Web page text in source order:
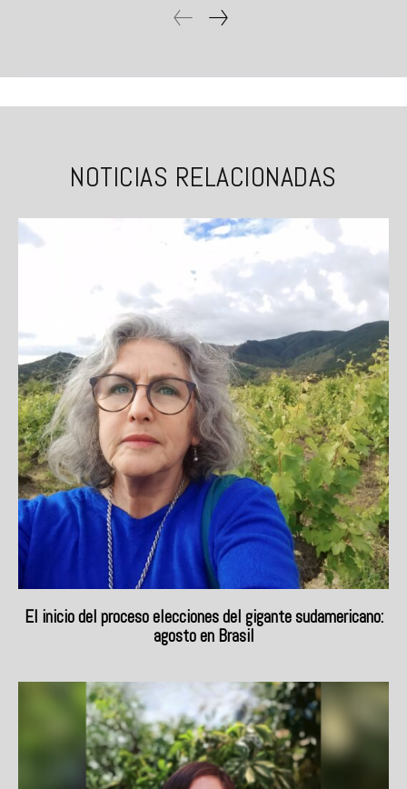
NOTICIAS RELACIONADAS
El inicio del proceso elecciones del gigante sudamericano:
agosto en Brasil